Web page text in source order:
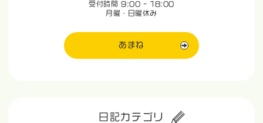
受付時間 9:00 - 18:00
月曜・日曜休み
あまね
日記カテゴリ